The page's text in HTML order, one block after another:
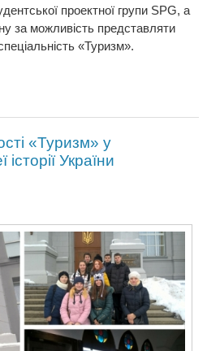
проектної групи SPG, а
за можливість представляти
«Туризм».
«Туризм» у
України